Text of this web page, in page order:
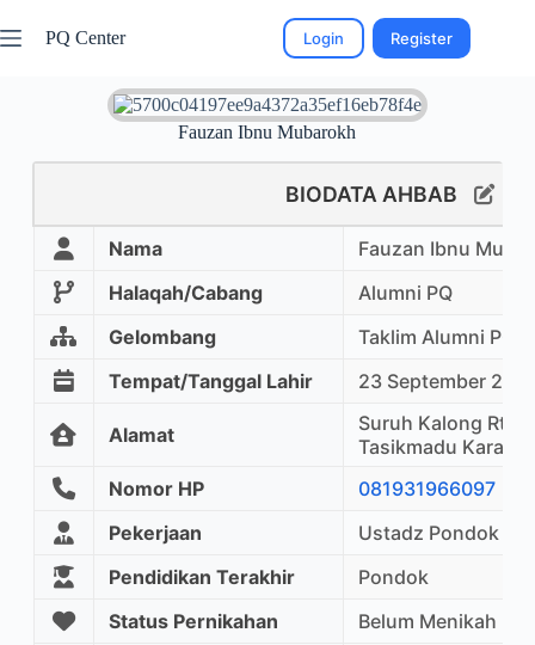
PQ Center Login Register
Fauzan Ibnu Mubarokh
BIODATA AHBAB
Nama
Fauzan Ibnu
Halaqah/Cabang
Alumni PQ
Gelombang
Taklim Alumni PQ
Tempat/Tanggal Lahir
23 September
Alamat
Suruh Kalong Rt
Tasikmadu
Nomor HP
081931966097
Pekerjaan
Ustadz Pondok
Pendidikan Terakhir
Pondok
Status Pernikahan
Belum Menikah